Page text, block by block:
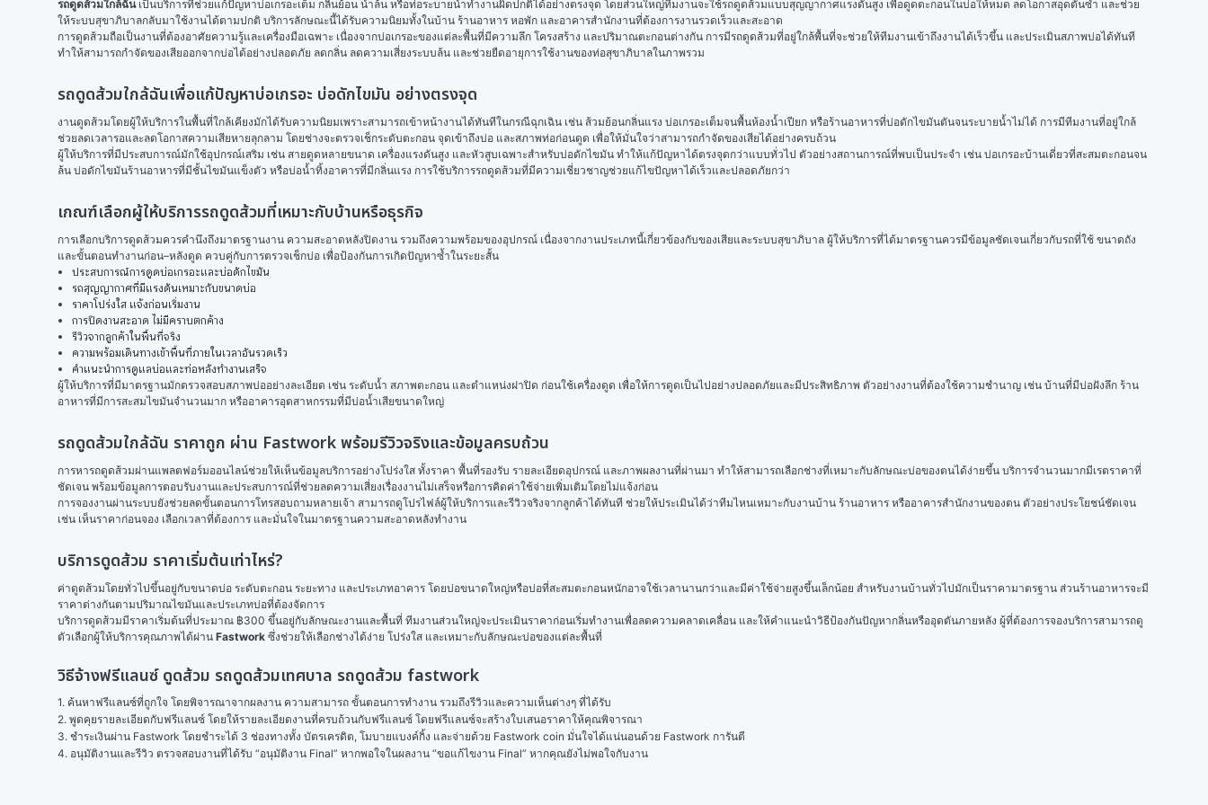
รถดูดส้วมใกล้ฉัน เป็นบริการที่ช่วยแก้ปัญหาบ่อเกรอะเต็ม กลิ่นย้อน น้ำล้น หรือท่อระบายน้ำทำงานผิดปกติได้อย่างตรงจุด โดยส่วนใหญ่ทีมงานจะใช้รถดูดส้วมแบบสุญญากาศแรงดันสูง เพื่อดูดตะกอนในบ่อให้หมด ลดโอกาสอุดตันซ้ำ และช่วย
ให้ระบบสุขาภิบาลกลับมาใช้งานได้ตามปกติ บริการลักษณะนี้ได้รับความนิยมทั้งในบ้าน ร้านอาหาร หอพัก และอาคารสำนักงานที่ต้องการงานรวดเร็วและสะอาด
การดูดส้วมถือเป็นงานที่ต้องอาศัยความรู้และเครื่องมือเฉพาะ เนื่องจากบ่อเกรอะของแต่ละพื้นที่มีความลึก โครงสร้าง และปริมาณตะกอนต่างกัน การมีรถดูดส้วมที่อยู่ใกล้พื้นที่จะช่วยให้ทีมงานเข้าถึงงานได้เร็วขึ้น และประเมินสภาพบ่อได้ทันที
ทำให้สามารถกำจัดของเสียออกจากบ่อได้อย่างปลอดภัย ลดกลิ่น ลดความเสี่ยงระบบล้น และช่วยยืดอายุการใช้งานของท่อสุขาภิบาลในภาพรวม
รถดูดส้วมใกล้ฉันเพื่อแก้ปัญหาบ่อเกรอะ บ่อดักไขมัน อย่างตรงจุด
งานดูดส้วมโดยผู้ให้บริการในพื้นที่ใกล้เคียงมักได้รับความนิยมเพราะสามารถเข้าหน้างานได้ทันทีในกรณีฉุกเฉิน เช่น ส้วมย้อนกลิ่นแรง บ่อเกรอะเต็มจนพื้นห้องน้ำเปียก หรือร้านอาหารที่บ่อดักไขมันตันจนระบายน้ำไม่ได้ การมีทีมงานที่อยู่ใกล้
ช่วยลดเวลารอและลดโอกาสความเสียหายลุกลาม โดยช่างจะตรวจเช็กระดับตะกอน จุดเข้าถึงบ่อ และสภาพท่อก่อนดูด เพื่อให้มั่นใจว่าสามารถกำจัดของเสียได้อย่างครบถ้วน
ผู้ให้บริการที่มีประสบการณ์มักใช้อุปกรณ์เสริม เช่น สายดูดหลายขนาด เครื่องแรงดันสูง และหัวสูบเฉพาะสำหรับบ่อดักไขมัน ทำให้แก้ปัญหาได้ตรงจุดกว่าแบบทั่วไป ตัวอย่างสถานการณ์ที่พบเป็นประจำ เช่น บ่อเกรอะบ้านเดี่ยวที่สะสมตะกอนจน
ล้น บ่อดักไขมันร้านอาหารที่มีชั้นไขมันแข็งตัว หรือบ่อน้ำทิ้งอาคารที่มีกลิ่นแรง การใช้บริการรถดูดส้วมที่มีความเชี่ยวชาญช่วยแก้ไขปัญหาได้เร็วและปลอดภัยกว่า
เกณฑ์เลือกผู้ให้บริการรถดูดส้วมที่เหมาะกับบ้านหรือธุรกิจ
การเลือกบริการดูดส้วมควรคำนึงถึงมาตรฐานงาน ความสะอาดหลังปิดงาน รวมถึงความพร้อมของอุปกรณ์ เนื่องจากงานประเภทนี้เกี่ยวข้องกับของเสียและระบบสุขาภิบาล ผู้ให้บริการที่ได้มาตรฐานควรมีข้อมูลชัดเจนเกี่ยวกับรถที่ใช้ ขนาดถัง
และขั้นตอนทำงานก่อน–หลังดูด ควบคู่กับการตรวจเช็กบ่อ เพื่อป้องกันการเกิดปัญหาซ้ำในระยะสั้น
ประสบการณ์การดูดบ่อเกรอะและบ่อดักไขมัน
รถสุญญากาศที่มีแรงดันเหมาะกับขนาดบ่อ
ราคาโปร่งใส แจ้งก่อนเริ่มงาน
การปิดงานสะอาด ไม่มีคราบตกค้าง
รีวิวจากลูกค้าในพื้นที่จริง
ความพร้อมเดินทางเข้าพื้นที่ภายในเวลาอันรวดเร็ว
คำแนะนำการดูแลบ่อและท่อหลังทำงานเสร็จ
ผู้ให้บริการที่มีมาตรฐานมักตรวจสอบสภาพบ่ออย่างละเอียด เช่น ระดับน้ำ สภาพตะกอน และตำแหน่งฝาปิด ก่อนใช้เครื่องดูด เพื่อให้การดูดเป็นไปอย่างปลอดภัยและมีประสิทธิภาพ ตัวอย่างงานที่ต้องใช้ความชำนาญ เช่น บ้านที่มีบ่อฝังลึก ร้าน
อาหารที่มีการสะสมไขมันจำนวนมาก หรืออาคารอุตสาหกรรมที่มีบ่อน้ำเสียขนาดใหญ่
รถดูดส้วมใกล้ฉัน ราคาถูก ผ่าน Fastwork พร้อมรีวิวจริงและข้อมูลครบถ้วน
การหารถดูดส้วมผ่านแพลตฟอร์มออนไลน์ช่วยให้เห็นข้อมูลบริการอย่างโปร่งใส ทั้งราคา พื้นที่รองรับ รายละเอียดอุปกรณ์ และภาพผลงานที่ผ่านมา ทำให้สามารถเลือกช่างที่เหมาะกับลักษณะบ่อของตนได้ง่ายขึ้น บริการจำนวนมากมีเรตราคาที่
ชัดเจน พร้อมข้อมูลการตอบรับงานและประสบการณ์ที่ช่วยลดความเสี่ยงเรื่องงานไม่เสร็จหรือการคิดค่าใช้จ่ายเพิ่มเติมโดยไม่แจ้งก่อน
การจองงานผ่านระบบยังช่วยลดขั้นตอนการโทรสอบถามหลายเจ้า สามารถดูโปรไฟล์ผู้ให้บริการและรีวิวจริงจากลูกค้าได้ทันที ช่วยให้ประเมินได้ว่าทีมไหนเหมาะกับงานบ้าน ร้านอาหาร หรืออาคารสำนักงานของตน ตัวอย่างประโยชน์ชัดเจน
เช่น เห็นราคาก่อนจอง เลือกเวลาที่ต้องการ และมั่นใจในมาตรฐานความสะอาดหลังทำงาน
บริการดูดส้วม ราคาเริ่มต้นเท่าไหร่?
ค่าดูดส้วมโดยทั่วไปขึ้นอยู่กับขนาดบ่อ ระดับตะกอน ระยะทาง และประเภทอาคาร โดยบ่อขนาดใหญ่หรือบ่อที่สะสมตะกอนหนักอาจใช้เวลานานกว่าและมีค่าใช้จ่ายสูงขึ้นเล็กน้อย สำหรับงานบ้านทั่วไปมักเป็นราคามาตรฐาน ส่วนร้านอาหารจะมี
ราคาต่างกันตามปริมาณไขมันและประเภทบ่อที่ต้องจัดการ
บริการดูดส้วมมีราคาเริ่มต้นที่ประมาณ ฿300 ขึ้นอยู่กับลักษณะงานและพื้นที่ ทีมงานส่วนใหญ่จะประเมินราคาก่อนเริ่มทำงานเพื่อลดความคลาดเคลื่อน และให้คำแนะนำวิธีป้องกันปัญหากลิ่นหรืออุดตันภายหลัง ผู้ที่ต้องการจองบริการสามารถดู
ตัวเลือกผู้ให้บริการคุณภาพได้ผ่าน Fastwork ซึ่งช่วยให้เลือกช่างได้ง่าย โปร่งใส และเหมาะกับลักษณะบ่อของแต่ละพื้นที่
วิธีจ้างฟรีแลนซ์ ดูดส้วม รถดูดส้วมเทศบาล รถดูดส้วม fastwork
1. ค้นหาฟรีแลนซ์ที่ถูกใจ โดยพิจารณาจากผลงาน ความสามารถ ขั้นตอนการทำงาน รวมถึงรีวิวและความเห็นต่างๆ ที่ได้รับ
2. พูดคุยรายละเอียดกับฟรีแลนซ์ โดยให้รายละเอียดงานที่ครบถ้วนกับฟรีแลนซ์ โดยฟรีแลนซ์จะสร้างใบเสนอราคาให้คุณพิจารณา
3. ชำระเงินผ่าน Fastwork โดยชำระได้ 3 ช่องทางทั้ง บัตรเครดิต, โมบายแบงค์กิ้ง และจ่ายด้วย Fastwork coin มั่นใจได้แน่นอนด้วย Fastwork การันตี
4. อนุมัติงานและรีวิว ตรวจสอบงานที่ได้รับ “อนุมัติงาน Final” หากพอใจในผลงาน “ขอแก้ไขงาน Final” หากคุณยังไม่พอใจกับงาน